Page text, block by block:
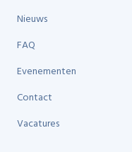
Nieuws
FAQ
Evenementen
Contact
Vacatures